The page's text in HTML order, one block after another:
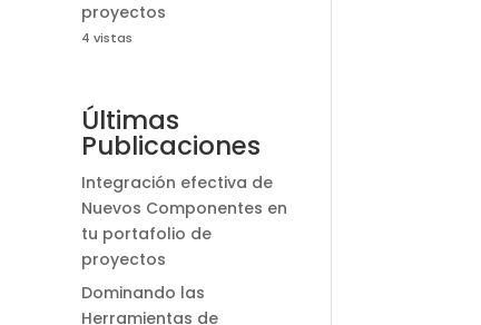
proyectos
4 vistas
Últimas
Publicaciones
Integración efectiva de
Nuevos Componentes en
tu portafolio de
proyectos
Dominando las
Herramientas de